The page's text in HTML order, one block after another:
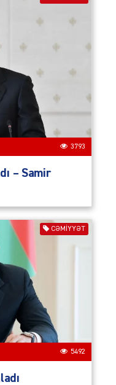
3793
– Samir
CƏMIYYƏT
5492